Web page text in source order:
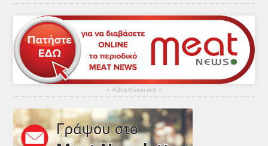
▴ Advertisement ▴